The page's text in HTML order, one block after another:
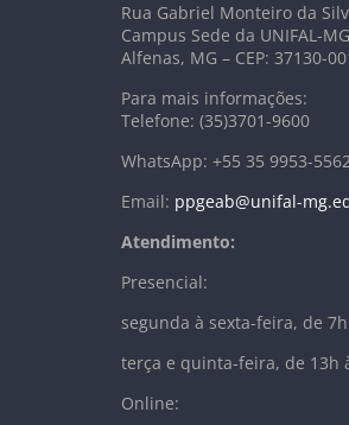
Rua Gabriel Monteiro da
Campus Sede da UNIFAL-MG
Alfenas, MG – CEP: 37130-
Para mais informações:
Telefone: (35)3701-9600
WhatsApp: +55 35 9953-
Email: ppgeab@unifal-
Atendimento:
Presencial:
segunda à sexta-feira, de
terça e quinta-feira, de 13h
Online: